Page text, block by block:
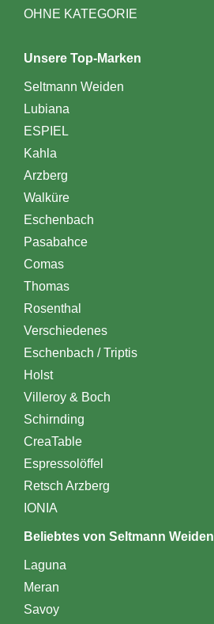
OHNE KATEGORIE
Unsere Top-Marken
Seltmann Weiden
Lubiana
ESPIEL
Kahla
Arzberg
Walküre
Eschenbach
Pasabahce
Comas
Thomas
Rosenthal
Verschiedenes
Eschenbach / Triptis
Holst
Villeroy & Boch
Schirnding
CreaTable
Espressolöffel
Retsch Arzberg
IONIA
Beliebtes von Seltmann Weiden
Laguna
Meran
Savoy